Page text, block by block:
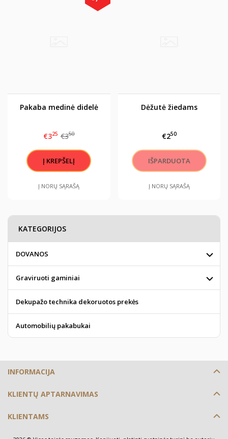
Pakaba medinė didelė
€325 €350
Į NORŲ SĄRAŠĄ
Dėžutė žiedams
€250
Į NORŲ SĄRAŠĄ
KATEGORIJOS
DOVANOS
Graviruoti gaminiai
Dekupažo technika dekoruotos prekės
Automobilių pakabukai
INFORMACIJA
KLIENTŲ APTARNAVIMAS
KLIENTAMS